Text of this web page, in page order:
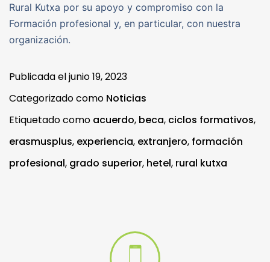
Rural Kutxa por su apoyo y compromiso con la
Formación profesional y, en particular, con nuestra
organización.
Publicada eljunio 19, 2023
Categorizado como Noticias
Etiquetado como acuerdo, beca, ciclos formativos,
erasmusplus, experiencia, extranjero, formación
profesional, grado superior, hetel, rural kutxa